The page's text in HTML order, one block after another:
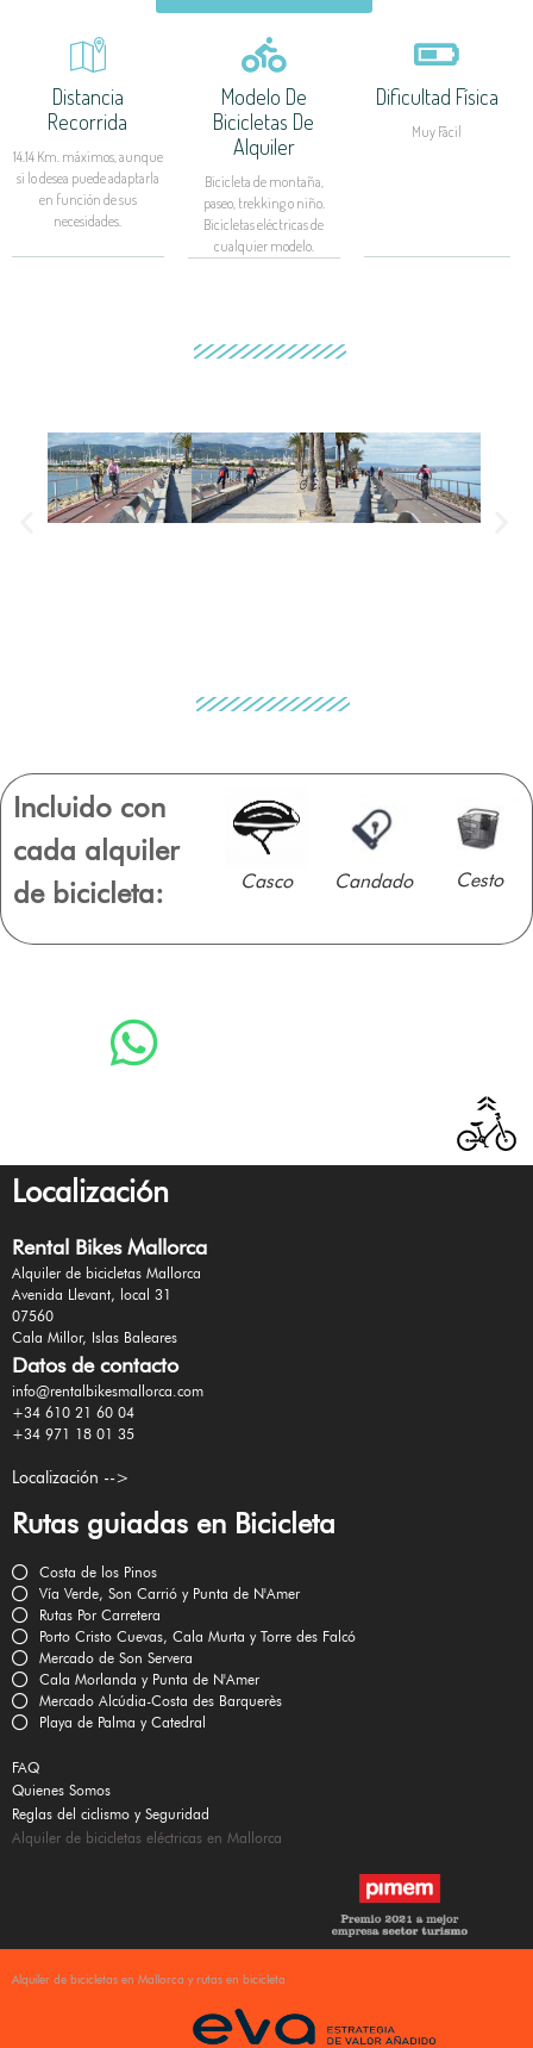
Distancia
Recorrida
14.14 Km. máximos, aunque
si lo desea puede adaptarla
en función de sus
necesidades.
Modelo De
Bicicletas De
Alquiler
Bicicleta de montaña,
paseo, trekking o niño.
Bicicletas eléctricas de
cualquier modelo.
Dificultad Física
Muy Fácil
Incluido con
cada alquiler
de bicicleta:
Casco Candado Cesto
Localización
Rental Bikes Mallorca
Alquiler de bicicletas Mallorca
Avenida Llevant, local 31
07560
Cala Millor, Islas Baleares
Datos de contacto
info@rentalbikesmallorca.com
+34 610 21 60 04
+34 971 18 01 35
Localización -->
Rutas guiadas en Bicicleta
Costa de los Pinos
Vía Verde, Son Carrió y Punta de N'Amer
Rutas Por Carretera
Porto Cristo Cuevas, Cala Murta y Torre des Falcó
Mercado de Son Servera
Cala Morlanda y Punta de N'Amer
Mercado Alcúdia-Costa des Barquerès
Playa de Palma y Catedral
FAQ
Quienes Somos
Reglas del ciclismo y Seguridad
Alquiler de bicicletas eléctricas en Mallorca
Alquiler de bicicletas en Mallorca y rutas en bicicleta